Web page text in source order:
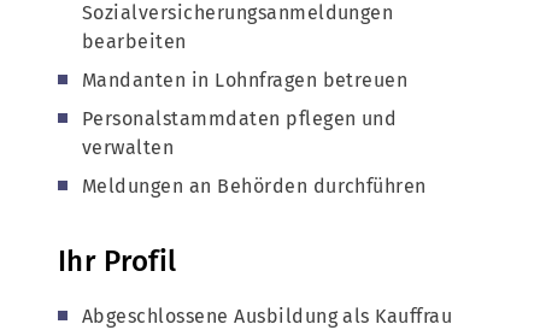
Sozialversicherungsanmeldungen
bearbeiten
Mandanten in Lohnfragen betreuen
Personalstammdaten pflegen und
verwalten
Meldungen an Behörden durchführen
Ihr Profil
Abgeschlossene Ausbildung als Kauffrau